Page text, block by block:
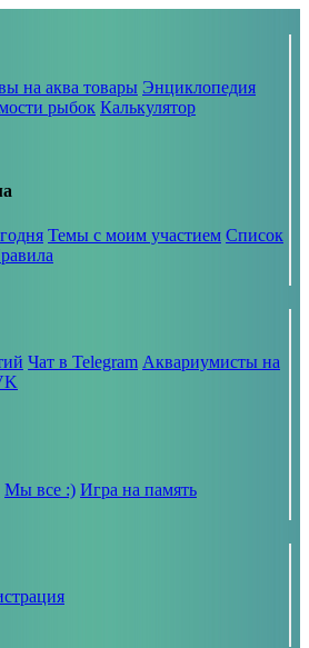
на аква товары Энциклопедия
рыбок Калькулятор
Темы с моим участием Список
Чат в Telegram Аквариумисты на
Мы все :) Игра на память